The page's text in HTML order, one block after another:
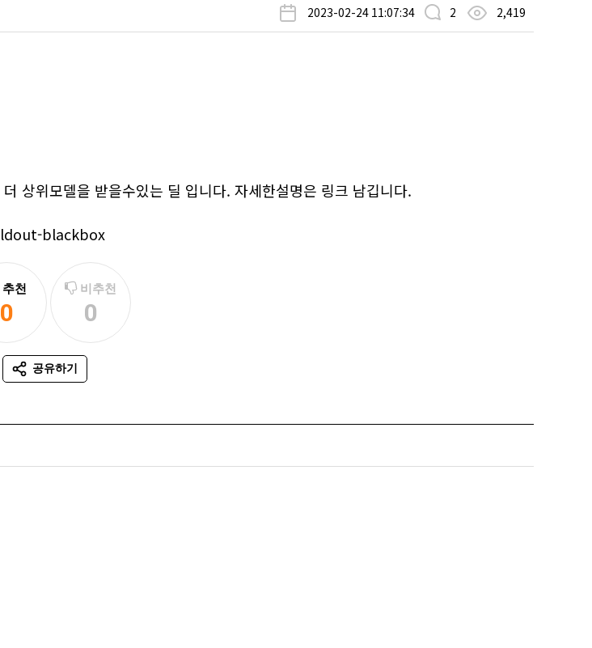
2023-02-24 11:07:34 2 2,419
상위모델을 받을수있는 딜 입니다. 자세한설명은 링크 남깁니다.
blackbox
추천
0
추천
비추천
0
비추천
공유하기
SNS 공유